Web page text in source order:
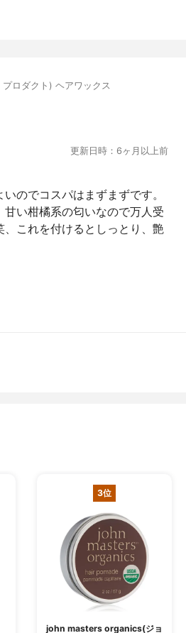
ロダクト) ヘアワックス
更新日時：6ヶ月以上前
のでコスパはまずまずです。
い柑橘系の匂いなので万人受
これを付けるとしっとり、艶
3位
john masters organics(ジョ